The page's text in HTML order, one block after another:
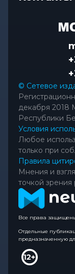
© Сетевое
декабря 2018
Республики
Условия
Любое
только при
Правила
Мнения и
точкой зрения
Все права
Отдельные
предназначенную